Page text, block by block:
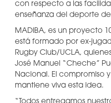
con respecto a las
enseñanza del deporte
MADIBA, es un proyecto
está formado por ex-
Rugby Club/UCLA,
José Manuel “Cheche”
Nacional. El compromiso
mantiene viva esta idea.